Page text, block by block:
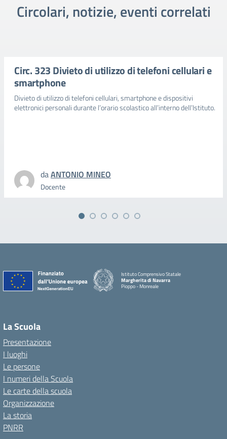
Circolari, notizie, eventi correlati
Circ. 323 Divieto di utilizzo di telefoni cellulari e
smartphone
Divieto di utilizzo di telefoni cellulari, smartphone e dispositivi
elettronici personali durante l’orario scolastico all’interno dell’Istituto.
daANTONIO MINEO
Docente
Istituto Comprensivo Statale
Margherita di Navarra
Pioppo - Monreale
La Scuola
Presentazione
I luoghi
Le persone
I numeri della Scuola
Le carte della scuola
Organizzazione
La storia
PNRR